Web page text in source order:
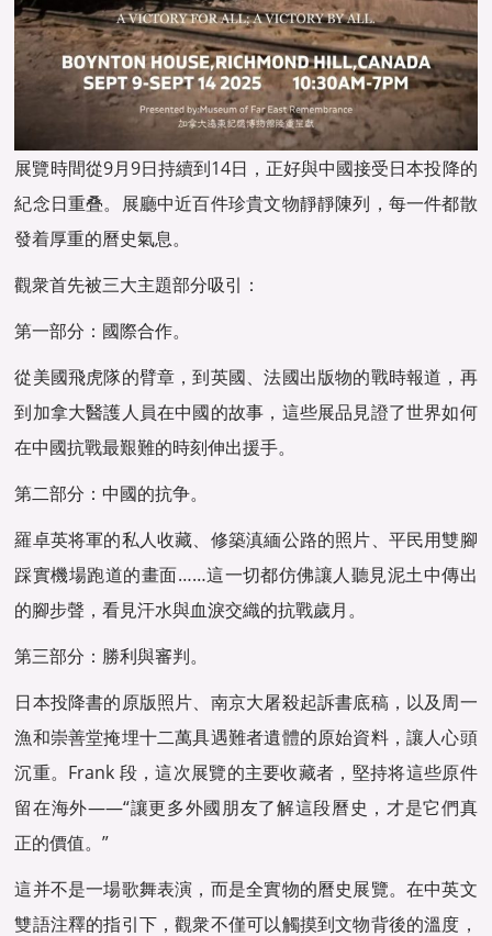
展覽時間從9月9日持續到14日，正好與中國接受日本投降的
紀念日重叠。展廳中近百件珍貴文物靜靜陳列，每一件都散
發着厚重的曆史氣息。
觀衆首先被三大主題部分吸引：
第一部分：國際合作。
從美國飛虎隊的臂章，到英國、法國出版物的戰時報道，再
到加拿大醫護人員在中國的故事，這些展品見證了世界如何
在中國抗戰最艱難的時刻伸出援手。
第二部分：中國的抗争。
羅卓英将軍的私人收藏、修築滇緬公路的照片、平民用雙腳
踩實機場跑道的畫面……這一切都仿佛讓人聽見泥土中傳出
的腳步聲，看見汗水與血淚交織的抗戰歲月。
第三部分：勝利與審判。
日本投降書的原版照片、南京大屠殺起訴書底稿，以及周一
漁和崇善堂掩埋十二萬具遇難者遺體的原始資料，讓人心頭
沉重。Frank 段，這次展覽的主要收藏者，堅持将這些原件
留在海外——“讓更多外國朋友了解這段曆史，才是它們真
正的價值。”
這并不是一場歌舞表演，而是全實物的曆史展覽。在中英文
雙語注釋的指引下，觀衆不僅可以觸摸到文物背後的溫度，